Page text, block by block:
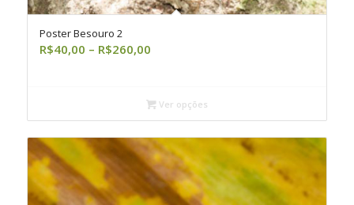
Poster Besouro 2
R$40,00 – R$260,00Faixa
R$40,00
através
R$260,00
Ver opções